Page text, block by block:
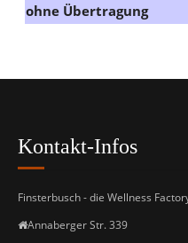
ohne Übertragung
Kontakt-Infos
Finsterbusch - die Wellness
Annaberger Str. 339